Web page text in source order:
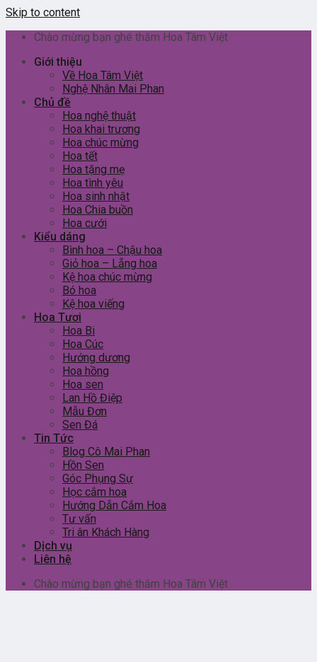
Skip to content
Chào mừng bạn ghé thăm Hoa Tâm Việt
Giới thiệu
Về Hoa Tâm Việt
Nghệ Nhân Mai Phan
Chủ đề
Hoa nghệ thuật
Hoa khai trương
Hoa chúc mừng
Hoa tết
Hoa tặng mẹ
Hoa tình yêu
Hoa sinh nhật
Hoa Chia buồn
Hoa cưới
Kiểu dáng
Bình hoa – Chậu hoa
Giỏ hoa – Lẵng hoa
Kệ hoa chúc mừng
Bó hoa
Kệ hoa viếng
Hoa Tươi
Hoa Bi
Hoa Cúc
Hướng dương
Hoa hồng
Hoa sen
Lan Hồ Điệp
Mẫu Đơn
Sen Đá
Tin Tức
Blog Cô Mai Phan
Hồn Sen
Góc Phụng Sự
Học cắm hoa
Hướng Dẫn Cắm Hoa
Tư vấn
Tri ân Khách Hàng
Dịch vụ
Liên hệ
Chào mừng bạn ghé thăm Hoa Tâm Việt